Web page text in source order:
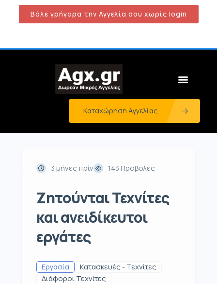
Βάλε γρήγορα την Αγγελία σου χωρίς login
Καταχώρηση Αγγελίας
3 μήνες πρίν 143 Προβολές
Ζητούνται Τεχνίτες
και ανειδίκευτοι
εργάτες
Εργασία
Κατασκευές - Τεχνίτες
Διάφοροι Τεχνίτες